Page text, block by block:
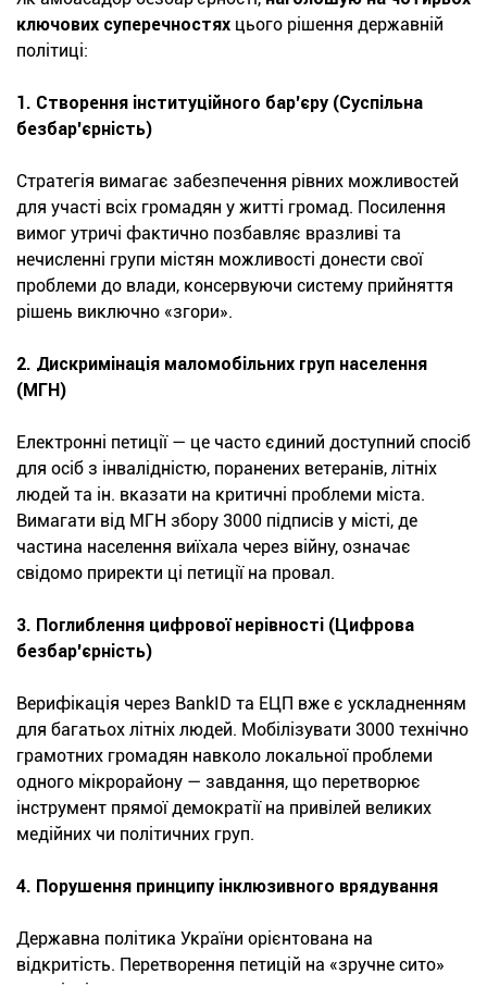
ключових суперечностях цього рішення державній
політиці:
1. Створення інституційного бар'єру (Суспільна
безбар'єрність)
Стратегія вимагає забезпечення рівних можливостей
для участі всіх громадян у житті громад. Посилення
вимог утричі фактично позбавляє вразливі та
нечисленні групи містян можливості донести свої
проблеми до влади, консервуючи систему прийняття
рішень виключно «згори».
2. Дискримінація маломобільних груп населення
(МГН)
Електронні петиції — це часто єдиний доступний спосіб
для осіб з інвалідністю, поранених ветеранів, літніх
людей та ін. вказати на критичні проблеми міста.
Вимагати від МГН збору 3000 підписів у місті, де
частина населення виїхала через війну, означає
свідомо приректи ці петиції на провал.
3. Поглиблення цифрової нерівності (Цифрова
безбар'єрність)
Верифікація через BankID та ЕЦП вже є ускладненням
для багатьох літніх людей. Мобілізувати 3000 технічно
грамотних громадян навколо локальної проблеми
одного мікрорайону — завдання, що перетворює
інструмент прямої демократії на привілей великих
медійних чи політичних груп.
4. Порушення принципу інклюзивного врядування
Державна політика України орієнтована на
відкритість. Перетворення петицій на «зручне сито»